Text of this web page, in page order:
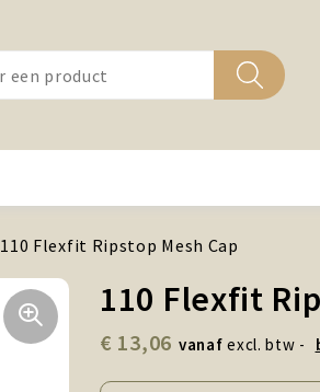
110 Flexfit Ripstop Mesh Cap
110 Flexfit
€ 13,06 vanaf excl. btw -